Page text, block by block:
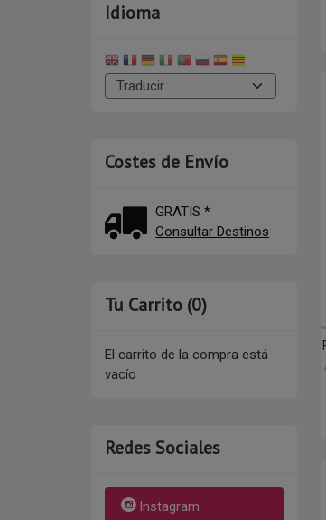
Idioma
Costes de Envío
GRATIS *
Consultar Destinos
Tu Carrito (0)
El carrito de la compra está
vacío
Redes Sociales
Instagram